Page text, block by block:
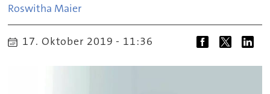
Roswitha Maier
17. Oktober 2019 - 11:36